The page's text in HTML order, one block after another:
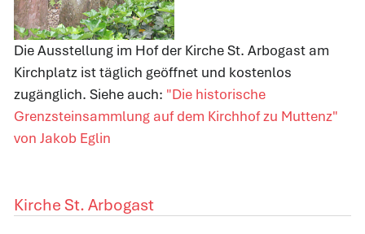
Die Ausstellung im Hof der Kirche St. Arbogast am
Kirchplatz ist täglich geöffnet und kostenlos
zugänglich. Siehe auch: "Die historische
Grenzsteinsammlung auf dem Kirchhof zu Muttenz"
von Jakob Eglin
Kirche St. Arbogast